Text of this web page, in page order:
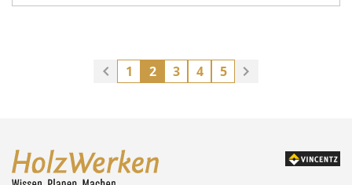
1 2 3 4 5